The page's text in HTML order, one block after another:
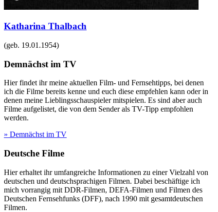
Katharina Thalbach
(geb. 19.01.1954)
Demnächst im TV
Hier findet ihr meine aktuellen Film- und Fernsehtipps, bei denen
ich die Filme bereits kenne und euch diese empfehlen kann oder in
denen meine Lieblingsschauspieler mitspielen. Es sind aber auch
Filme aufgelistet, die von dem Sender als TV-Tipp empfohlen
werden.
» Demnächst im TV
Deutsche Filme
Hier erhaltet ihr umfangreiche Informationen zu einer Vielzahl von
deutschen und deutschsprachigen Filmen. Dabei beschäftige ich
mich vorrangig mit DDR-Filmen, DEFA-Filmen und Filmen des
Deutschen Fernsehfunks (DFF), nach 1990 mit gesamtdeutschen
Filmen.